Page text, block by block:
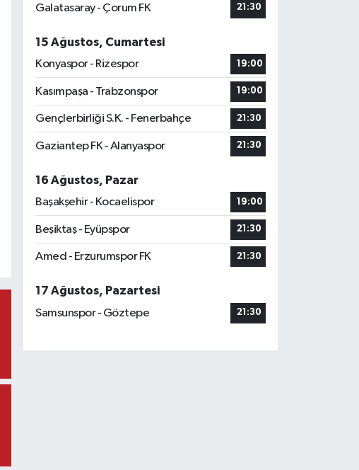
Galatasaray - Çorum FK
21:30
15 Ağustos, Cumartesi
Konyaspor - Rizespor
19:00
Kasımpaşa - Trabzonspor 19:00
Gençlerbirliği S.K. - Fenerbahçe 21:30
Gaziantep FK - Alanyaspor 21:30
16 Ağustos, Pazar
Başakşehir - Kocaelispor
19:00
Beşiktaş - Eyüpspor 21:30
Amed - Erzurumspor FK 21:30
17 Ağustos, Pazartesi
Samsunspor - Göztepe
21:30